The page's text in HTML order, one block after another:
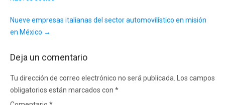
Nueve empresas italianas del sector automovilístico en misión
en México →
Deja un comentario
Tu dirección de correo electrónico no será publicada.
Los campos
obligatorios están marcados con *